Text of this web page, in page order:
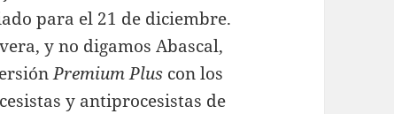
para el 21 de diciembre.
y no digamos Abascal,
Premium Plus con los
y antiprocesistas de